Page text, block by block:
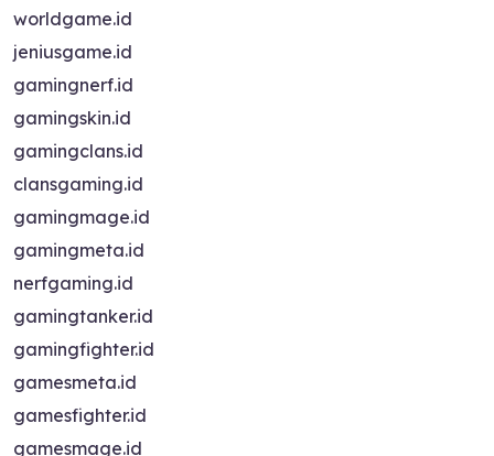
worldgame.id
jeniusgame.id
gamingnerf.id
gamingskin.id
gamingclans.id
clansgaming.id
gamingmage.id
gamingmeta.id
nerfgaming.id
gamingtanker.id
gamingfighter.id
gamesmeta.id
gamesfighter.id
gamesmage.id